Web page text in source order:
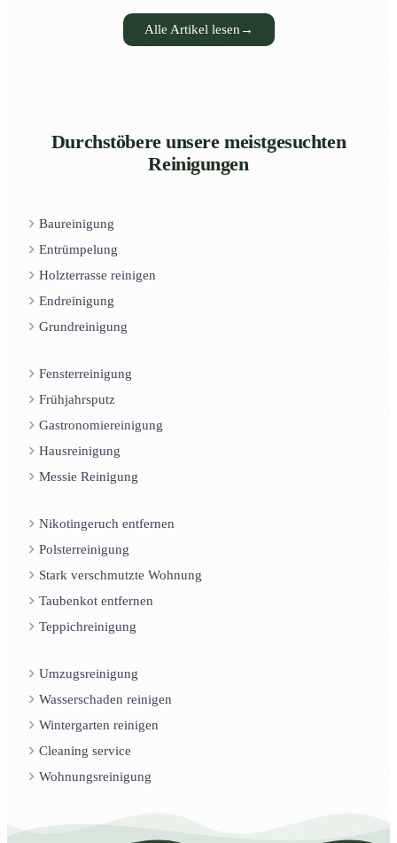
Alle Artikel lesen →
Durchstöbere unsere meistgesuchten
Reinigungen
Baureinigung
Entrümpelung
Holzterrasse reinigen
Endreinigung
Grundreinigung
Fensterreinigung
Frühjahrsputz
Gastronomiereinigung
Hausreinigung
Messie Reinigung
Nikotingeruch entfernen
Polsterreinigung
Stark verschmutzte Wohnung
Taubenkot entfernen
Teppichreinigung
Umzugsreinigung
Wasserschaden reinigen
Wintergarten reinigen
Cleaning service
Wohnungsreinigung